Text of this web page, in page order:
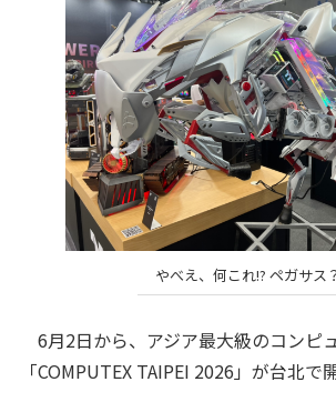
やべえ、何これ!? ペガサス？
6月2日から、アジア最大級のコンピ
「COMPUTEX TAIPEI 2026」が台北で